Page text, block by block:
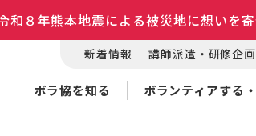
和８年熊本地震による被災地に想いを
新着情報 講師派遣・研修企画
ボラ協を知る ボランティアする